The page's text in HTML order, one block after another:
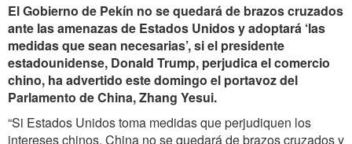
El Gobierno de Pekín no se quedará de brazos cruzados
ante las amenazas de Estados Unidos y adoptará ‘las
medidas que sean necesarias’, si el presidente
estadounidense, Donald Trump, perjudica el comercio
chino, ha advertido este domingo el portavoz del
Parlamento de China, Zhang Yesui.
“Si Estados Unidos toma medidas que perjudiquen los
intereses chinos, China no se quedará de brazos cruzados y